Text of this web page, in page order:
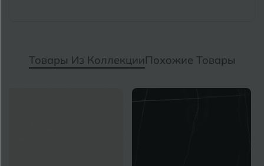
Товары Из КоллекцииПохожие Товары